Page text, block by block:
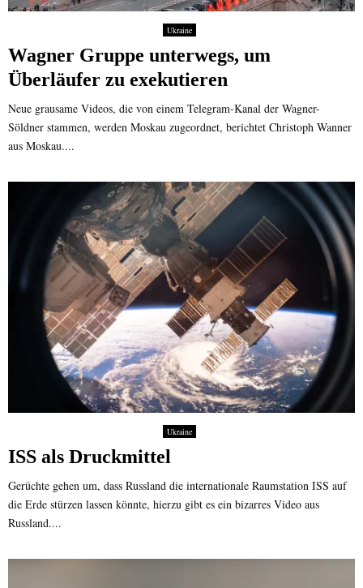
Ukraine
Wagner Gruppe unterwegs, um
Überläufer zu exekutieren
Neue grausame Videos, die von einem Telegram-Kanal der Wagner-
Söldner stammen, werden Moskau zugeordnet, berichtet Christoph Wanner
aus Moskau....
Ukraine
ISS als Druckmittel
Gerüchte gehen um, dass Russland die internationale Raumstation ISS auf
die Erde stürzen lassen könnte, hierzu gibt es ein bizarres Video aus
Russland....